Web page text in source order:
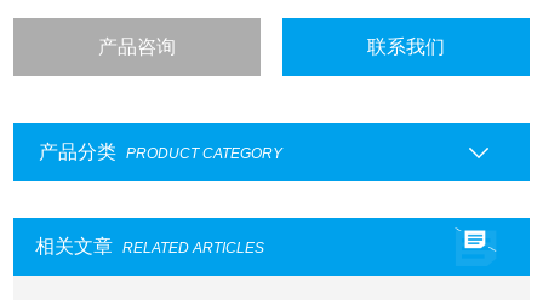
产品咨询 联系我们
产品分类 PRODUCT CATEGORY
相关文章 RELATED ARTICLES